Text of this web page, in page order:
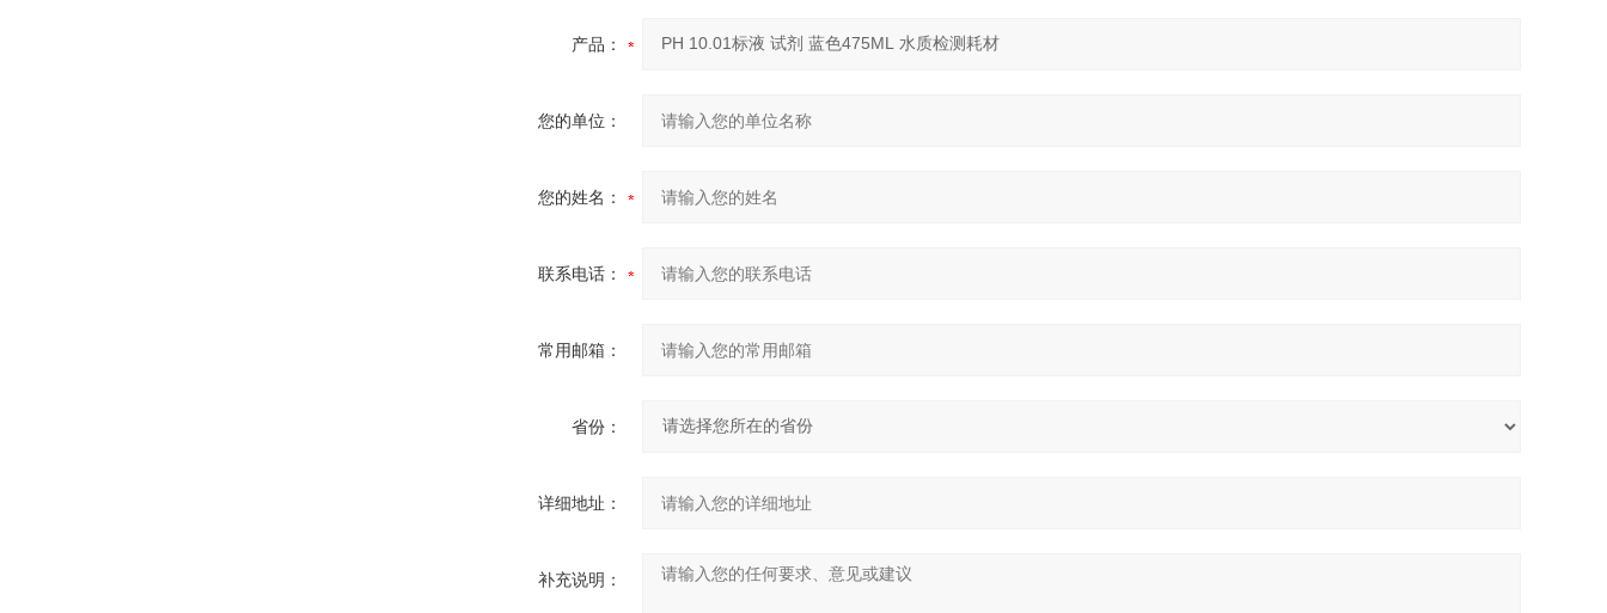
产品：
您的单位：
您的姓名：
联系电话：
常用邮箱：
省份：
详细地址：
补充说明：